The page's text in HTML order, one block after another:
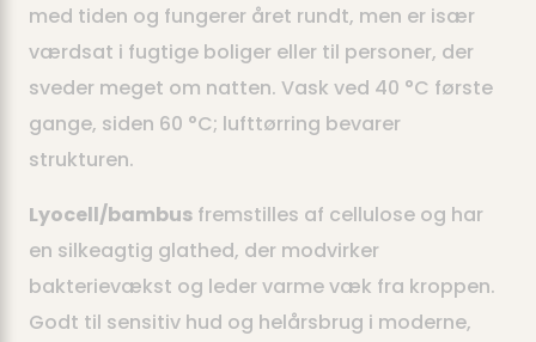
med tiden og fungerer året rundt, men er især
værdsat i fugtige boliger eller til personer, der
sveder meget om natten. Vask ved 40 °C første
gange, siden 60 °C; lufttørring bevarer
strukturen.
Lyocell/bambus fremstilles af cellulose og har
en silkeagtig glathed, der modvirker
bakterievækst og leder varme væk fra kroppen.
Godt til sensitiv hud og helårsbrug i moderne,